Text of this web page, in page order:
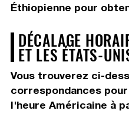
Éthiopienne pour
DÉCALAGE
ET LES ÉTATS-
Vous trouverez ci-
correspondances
l'heure Américaine à